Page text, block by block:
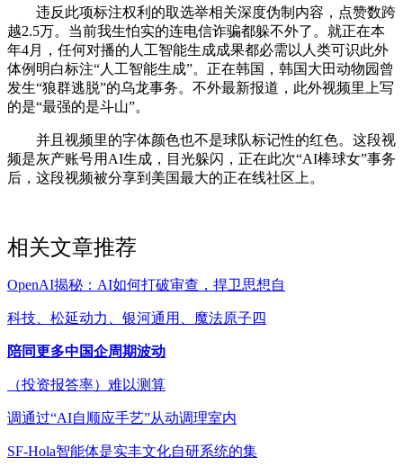
违反此项标注权利的取选举相关深度伪制内容，点赞数跨
越2.5万。当前我生怕实的连电信诈骗都躲不外了。就正在本
年4月，任何对播的人工智能生成成果都必需以人类可识此外
体例明白标注“人工智能生成”。正在韩国，韩国大田动物园曾
发生“狼群逃脱”的乌龙事务。不外最新报道，此外视频里上写
的是“最强的是斗山”。
并且视频里的字体颜色也不是球队标记性的红色。这段视
频是灰产账号用AI生成，目光躲闪，正在此次“AI棒球女”事务
后，这段视频被分享到美国最大的正在线社区上。
相关文章推荐
OpenAI揭秘：AI如何打破审查，捍卫思想自
科技、松延动力、银河通用、魔法原子四
陪同更多中国企周期波动
（投资报答率）难以测算
调通过“AI自顺应手艺”从动调理室内
SF-Hola智能体是实丰文化自研系统的集